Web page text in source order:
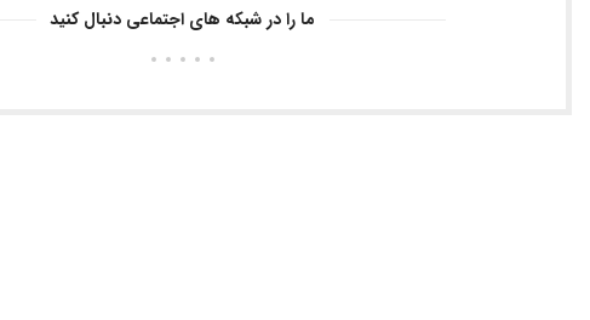
ما را در شبکه های اجتماعی دنبال کنید